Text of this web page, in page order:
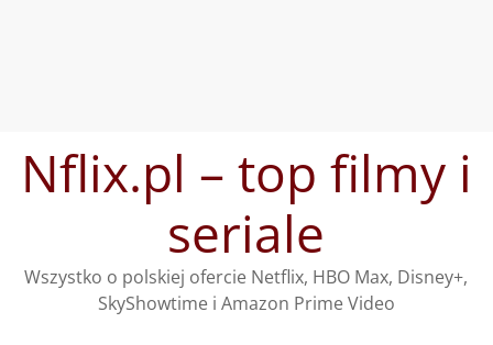
treściNflix.pl – top filmy i
seriale
Wszystko o polskiej ofercie Netflix, HBO Max, Disney+,
SkyShowtime i Amazon Prime Video